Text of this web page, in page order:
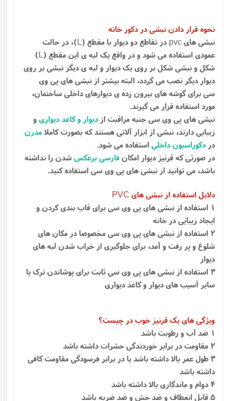
نحوه قرار دادن نبشی در دکور خانه
نبشی های pvc در تقاطع دو دیوار با مقطع (L )، در حالت
عمودی استفاده می شود و در واقع یک لبه ی این مقطع (L
)
شکل و نبشی شکل بر روی یک دیوار و لبه ی دیگر نبشی بر روی
دیوار دیگر نصب می گردد، البته بیشتر از نبشی های پی وی
سی برای گوشه های بیرون زده ی دیوارهای داخلی ساختمان،
مورد استفاده قرار می گیرند.
نبشی های پی وی سی جنبه مراقبت از دیوار و کاغد دیواری و
زیبایی دارند، نبشی از ابزار آلاتی هستند که بصورت کاملامدرن
در دکوراسیون داخلی استفاده می شود.
در صورتی که قرنیز دیوار امکانفارسی برعکسشدن را نداشته
باشد، می توانید از نبشی های پی وی سی استفاده کنید.
دلایل استفاده از نبشی های PVC
1 استفاده از نبشی های پی وی سی برای قاب بندی کردن و
ایجاد زیبایی در خانه
2 استفاده از نبشی های پی وی سی مخصوصا در مکان های
شلوغ و پر رفت و آمد، برای جلوگیری از خراب شدن لبه های
دیوار
3 استفاده از نبشی های پی وی سی ثابت برای پوشاندن ترک یا
سایر آسیب های دیوار و کاغذ دیواری
ویژگی های یک قرنیز خوب در چیست؟
1 ضد آب و رطوبت باشد
2 مقاومت در برابر خوردندگی حشرات داشته باشد
3 طول عمر بالا داشته باشد یا در برابر فرسودگی مقاومت کافی
داشته باشد
4 دوام و ماندگاری بالا داشته باشد
5 قابل انعطاف و ضد خش و ضد ضربه باشد